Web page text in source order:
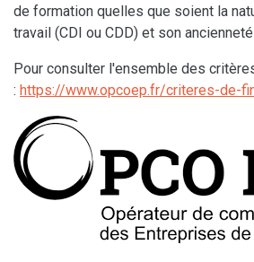
de formation quelles que soient la
travail (CDI ou CDD) et son
Pour consulter l'ensemble des
: https://www.opcoep.fr/criteres-de-